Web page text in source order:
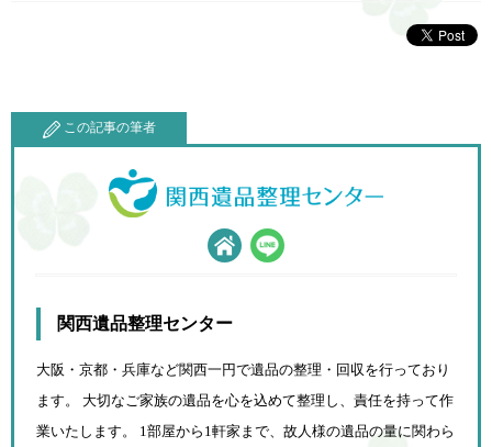
この記事の筆者
関西遺品整理センター
大阪・京都・兵庫など関西一円で遺品の整理・回収を行っており
ます。 大切なご家族の遺品を心を込めて整理し、責任を持って作
業いたします。 1部屋から1軒家まで、故人様の遺品の量に関わら